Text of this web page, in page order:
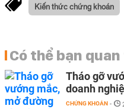
Kiến thức chứng khoán
Có thể bạn
Tháo gỡ
doanh
CHỨNG KHOÁN -